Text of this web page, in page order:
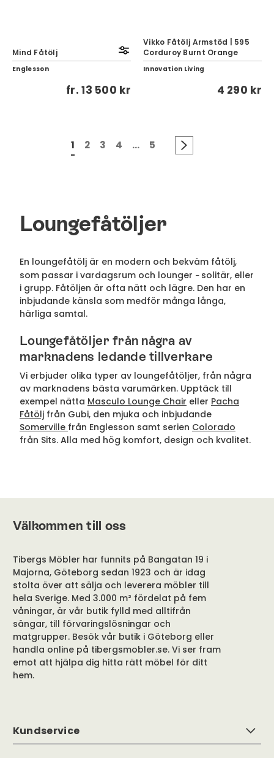
Mind Fåtölj
Englesson
fr.13 500 kr
Vikko Fåtölj Armstöd | 595
Corduroy Burnt Orange
Innovation Living
4 290 kr
1 2 3 4 ... 5
Loungefåtöljer
En loungefåtölj är en modern och bekväm fåtölj,
som passar i vardagsrum och lounger – solitär, eller
i grupp. Fåtöljen är ofta nätt och lägre. Den har en
inbjudande känsla som medför många långa,
härliga samtal.
Loungefåtöljer från några av
marknadens ledande tillverkare
Vi erbjuder olika typer av loungefåtöljer, från några
av marknadens bästa varumärken. Upptäck till
exempel nätta Masculo Lounge Chair eller Pacha
Fåtölj från Gubi, den mjuka och inbjudande
Somerville från Englesson samt serien Colorado
från Sits. Alla med hög komfort, design och kvalitet.
Välkommen till oss
Tibergs Möbler har funnits på Bangatan 19 i
Majorna, Göteborg sedan 1923 och är idag
stolta över att sälja och leverera möbler till
hela Sverige. Med 3.000 m² fördelat på fem
våningar, är vår butik fylld med alltifrån
sängar, till förvaringslösningar och
matgrupper. Besök vår butik i Göteborg eller
handla online på tibergsmobler.se. Vi ser fram
emot att hjälpa dig hitta rätt möbel för ditt
hem.
Kundservice